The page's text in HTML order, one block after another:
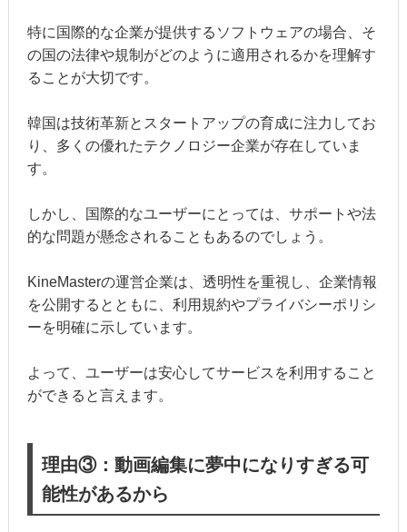
特に国際的な企業が提供するソフトウェアの場合、そ
の国の法律や規制がどのように適用されるかを理解す
ることが大切です。
韓国は技術革新とスタートアップの育成に注力してお
り、多くの優れたテクノロジー企業が存在していま
す。
しかし、国際的なユーザーにとっては、サポートや法
的な問題が懸念されることもあるのでしょう。
KineMasterの運営企業は、透明性を重視し、企業情報
を公開するとともに、利用規約やプライバシーポリシ
ーを明確に示しています。
よって、ユーザーは安心してサービスを利用すること
ができると言えます。
理由③：動画編集に夢中になりすぎる可
能性があるから